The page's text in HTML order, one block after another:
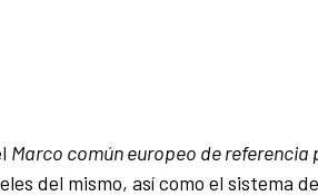
Marco común europeo de referencia
del mismo, así como el sistema